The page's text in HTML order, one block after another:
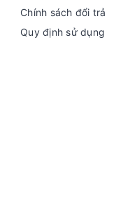
Chính sách đổi trả
Quy định sử dụng